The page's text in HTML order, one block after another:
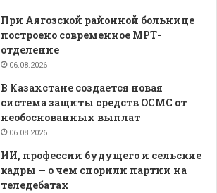
При Аягозской районной больнице
построено современное МРТ-
отделение
06.08.2026
В Казахстане создается новая
система защиты средств ОСМС от
необоснованных выплат
06.08.2026
ИИ, профессии будущего и сельские
кадры — о чем спорили партии на
теледебатах